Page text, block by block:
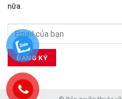
nữa.